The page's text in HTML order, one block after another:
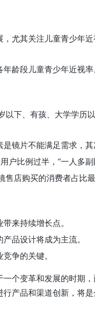
尤其关注儿童青少年
龄段儿童青少年近视
以下、有孩、大学学历
镜片不能满足需求，
户比例过半，“一人多
售店购买的消费者占比
来持续增长点。
品设计将成为主流。
争的关键。
个变革和发展的时期
产品和渠道创新，将